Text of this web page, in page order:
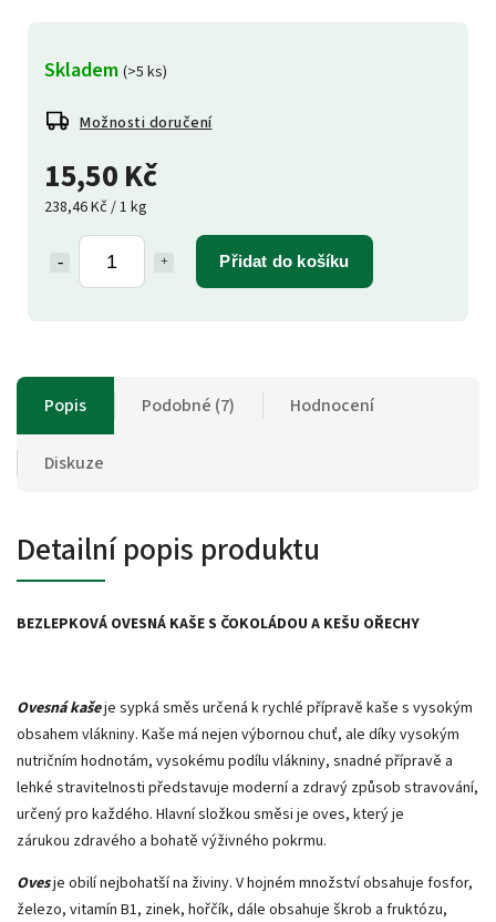
15,50 Kč
238,46 Kč / 1 kg
Přidat do košíku
Skladem (>5 ks)
Možnosti doručení
Popis Podobné (7) Hodnocení
Diskuze
Detailní popis produktu
BEZLEPKOVÁ OVESNÁ KAŠE S ČOKOLÁDOU A KEŠU OŘECHY
Ovesná kašeje sypká směs určená k rychlé přípravě kaše s vysokým
obsahem vlákniny. Kaše má nejen výbornou chuť, ale díky vysokým
nutričním hodnotám, vysokému podílu vlákniny, snadné přípravě a
lehké stravitelnosti představuje moderní a zdravý způsob stravování,
určený pro každého. Hlavní složkou směsi je oves, který je
zárukou zdravého a bohatě výživného pokrmu.
Ovesje obilí nejbohatší na živiny. V hojném množství obsahuje fosfor,
železo, vitamín B1, zinek, hořčík, dále obsahuje škrob a fruktózu,